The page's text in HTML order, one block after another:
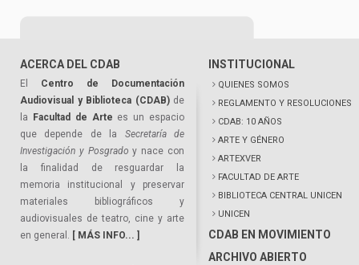
ACERCA DEL CDAB
El Centro de Documentación
Audiovisual y Biblioteca (CDAB)de
la
Facultad de Arte es un espacio
que depende de la Secretaría de
Investigación y Posgrado y nace con
la finalidad de resguardar la
memoria institucional y preservar
materiales bibliográficos y
audiovisuales de teatro, cine y arte
en general. [ MÁS INFO... ]
INSTITUCIONAL
QUIENES SOMOS
REGLAMENTO Y RESOLUCIONES
CDAB: 10 AÑOS
ARTE Y GÉNERO
ARTEXVER
FACULTAD DE ARTE
BIBLIOTECA CENTRAL UNICEN
UNICEN
CDAB EN MOVIMIENTO
ARCHIVO ABIERTO